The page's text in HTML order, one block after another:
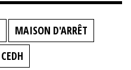
MAISON D'ARRÊT
CEDH